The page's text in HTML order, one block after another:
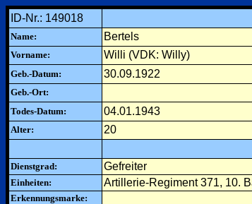
ID-Nr.: 149018
Name: Bertels
Vorname: Willi (VDK: Willy)
Geb.-Datum: 30.09.1922
Geb.-Ort:
Todes-Datum: 04.01.1943
Alter: 20
Dienstgrad: Gefreiter
Einheiten: Artillerie-Regiment 371, 10.
Erkennungsmarke: